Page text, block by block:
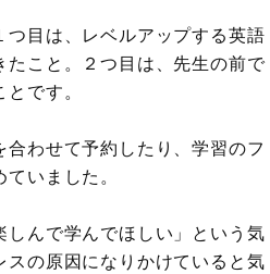
目は、レベルアップする英語
こと。２つ目は、先生の前で
です。
わせて予約したり、学習のフ
いました。
んで学んでほしい」という気
の原因になりかけていると気